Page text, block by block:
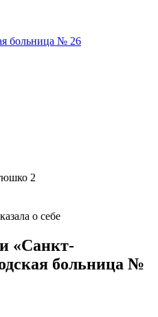
больница № 26
2
о себе
«Санкт-
больница №